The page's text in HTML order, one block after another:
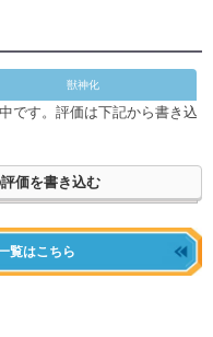
獣神化
です。評価は下記から書き込
価を書き込む
覧はこちら